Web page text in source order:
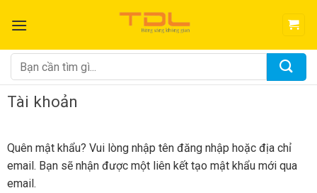
qua
dung
Tìm
kiếm:
Tài khoản
Quên mật khẩu? Vui lòng nhập tên đăng nhập hoặc địa chỉ
email. Bạn sẽ nhận được một liên kết tạo mật khẩu mới qua
email.